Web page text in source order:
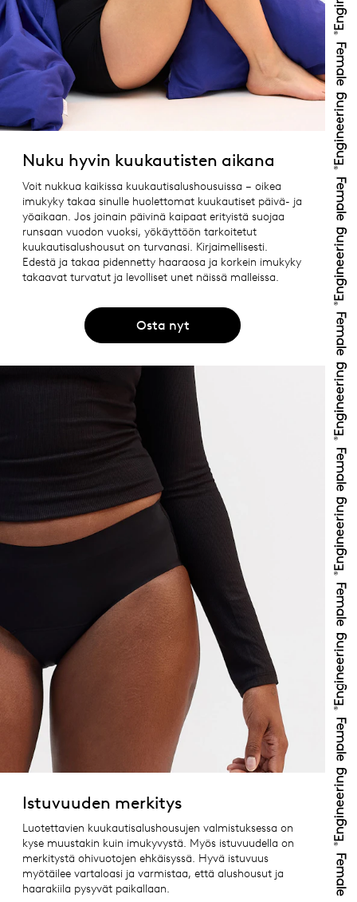
Nuku hyvin kuukautisten aikana
Voit nukkua kaikissa kuukautisalushousuissa – oikea
imukyky takaa sinulle huolettomat kuukautiset päivä- ja
yöaikaan. Jos joinain päivinä kaipaat erityistä suojaa
runsaan vuodon vuoksi, yökäyttöön tarkoitetut
kuukautisalushousut on turvanasi. Kirjaimellisesti.
Edestä ja takaa pidennetty haaraosa ja korkein imukyky
takaavat turvatut ja levolliset unet näissä malleissa.
Osta nyt
Istuvuuden merkitys
Luotettavien kuukautisalushousujen valmistuksessa on
kyse muustakin kuin imukyvystä. Myös istuvuudella on
merkitystä ohivuotojen ehkäisyssä. Hyvä istuvuus
myötäilee vartaloasi ja varmistaa, että alushousut ja
haarakiila pysyvät paikallaan.